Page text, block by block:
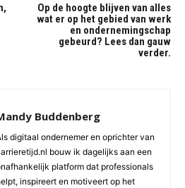
Op de hoogte blijven van alles
wat er op het gebied van werk
en ondernemingschap
gebeurd? Lees dan gauw
verder.
Buddenberg
digitaal ondernemer en oprichter van
bouw ik dagelijks aan een
platform dat professionals
inspireert en motiveert op het